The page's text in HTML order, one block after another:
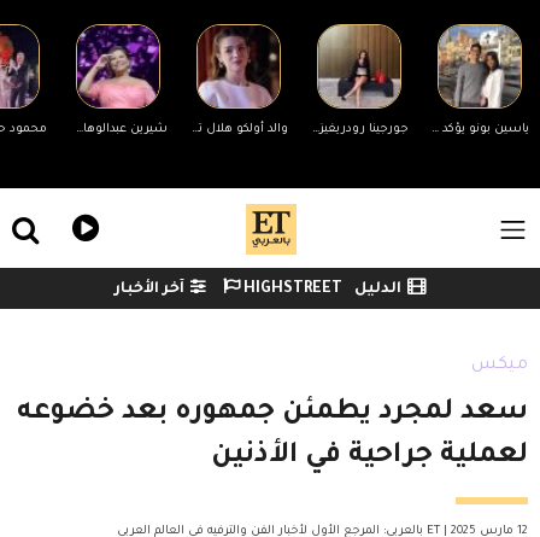
ياسين بونو يؤكد انفصاله عن زوجته لأول مرة وينهي الجدل جورجينا رودريغيز ترد على منتقدي جسمها والد أولكو هلال تشيفتشي يتهم زميلها هاكان شيلبي بإقامة علاقة مع قاصر ويتقدم ببلاغ رسمي شيرين عبدالوهاب تحضر مفاجأة لجمهورها في حفلها غدًا بالساحل الشمالي
Menu
Watch menu الدليل HIGHSTREET آخر الأخبار
ميكس
سعد لمجرد يطمئن جمهوره بعد خضوعه
لعملية جراحية في الأذنين
12 مارس 2025 | ET بالعربي: المرجع الأول لأخبار الفن والترفيه في العالم العربي